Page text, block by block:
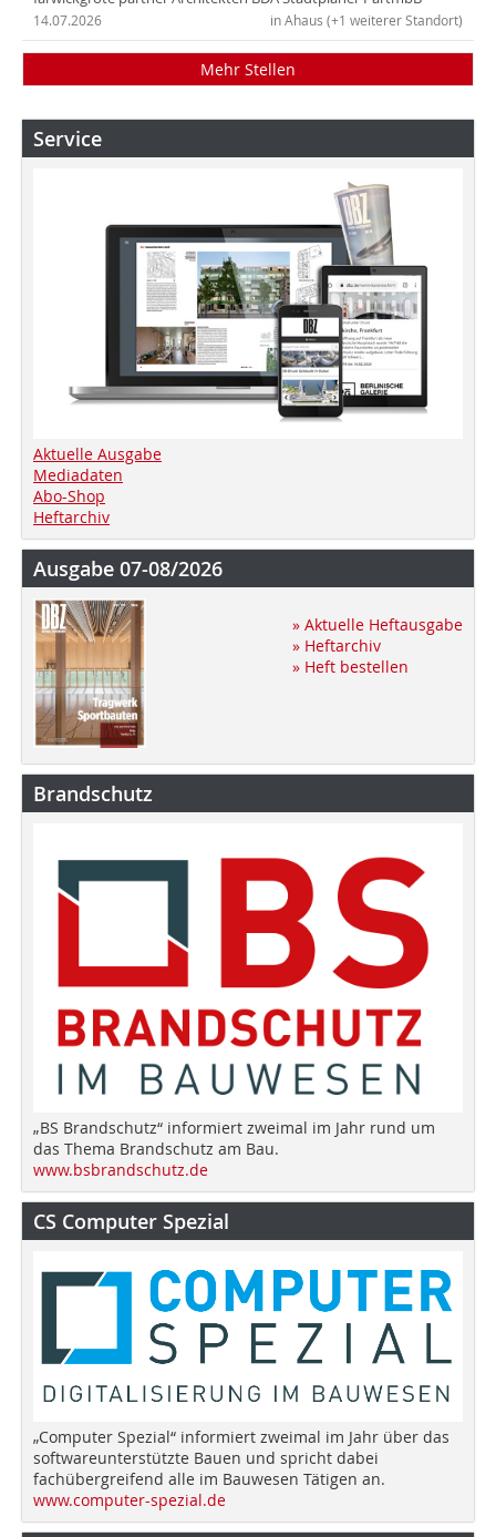
in Ahaus (+1 weiterer Standort)
14.07.2026
Mehr Stellen
Service
Aktuelle Ausgabe
Mediadaten
Abo-Shop
Heftarchiv
Ausgabe 07-08/2026
» Aktuelle Heftausgabe
» Heftarchiv
» Heft bestellen
Brandschutz
„BS Brandschutz“ informiert zweimal im Jahr rund um
das Thema Brandschutz am Bau.
www.bsbrandschutz.de
CS Computer Spezial
„Computer Spezial“ informiert zweimal im Jahr über das
softwareunterstützte Bauen und spricht dabei
fachübergreifend alle im Bauwesen Tätigen an.
www.computer-spezial.de